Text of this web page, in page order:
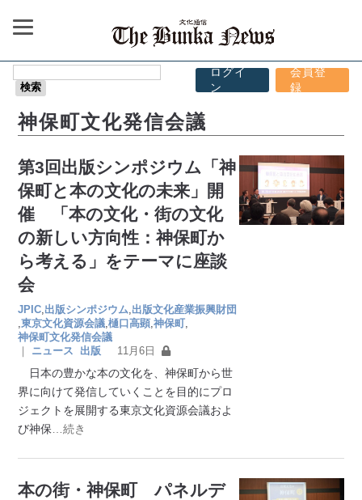
ログイ
ン
会員登
録
神保町文化発信会議
第3回出版シンポジウム「神
保町と本の文化の未来」開
催 「本の文化・街の文化
の新しい方向性：神保町か
ら考える」をテーマに座談
会
JPIC 出版シンポジウム 出版文化産業振興財団
,東京文化資源会議 ,樋口高顕 ,神保町
神保町文化発信会議
｜
ニュース 出版 11月6日
日本の豊かな本の文化を、神保町から世
界に向けて発信していくことを目的にプロ
ジェクトを展開する東京文化資源会議およ
び神保 …続き
本の街・神保町 パネルデ